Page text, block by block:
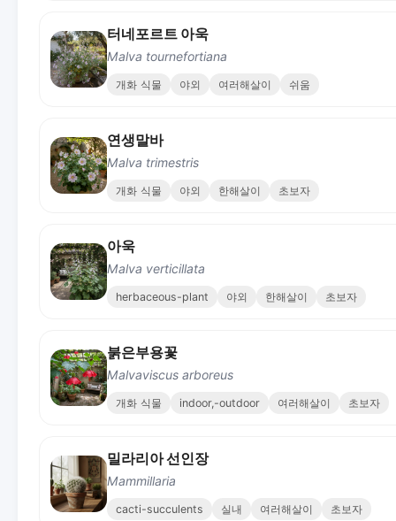
터네포르트 아욱
Malva tournefortiana
개화 식물 야외 여러해살이 쉬움
연생말바
Malva trimestris
개화 식물 야외 한해살이 초보자
아욱
Malva verticillata
herbaceous-plant 야외 한해살이 초보자
붉은부용꽃
Malvaviscus arboreus
개화 식물 indoor,-outdoor 여러해살이 초보자
밀라리아 선인장
Mammillaria
cacti-succulents 실내 여러해살이 초보자